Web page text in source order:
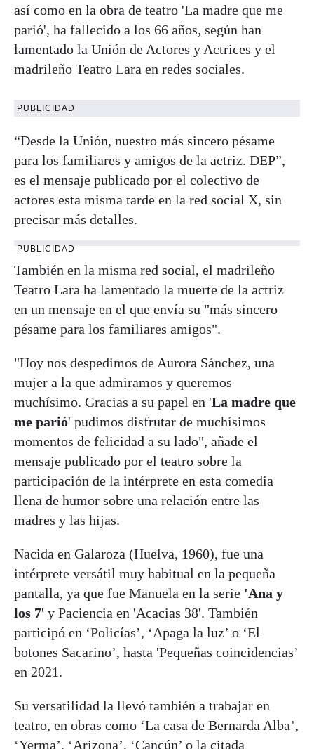
así como en la obra de teatro 'La madre que me
parió', ha fallecido a los 66 años, según han
lamentado la Unión de Actores y Actrices y el
madrileño Teatro Lara en redes sociales.
PUBLICIDAD
“Desde la Unión, nuestro más sincero pésame
para los familiares y amigos de la actriz. DEP”,
es el mensaje publicado por el colectivo de
actores esta misma tarde en la red social X, sin
precisar más detalles.
PUBLICIDAD
También en la misma red social, el madrileño
Teatro Lara ha lamentado la muerte de la actriz
en un mensaje en el que envía su "más sincero
pésame para los familiares amigos".
"Hoy nos despedimos de Aurora Sánchez, una
mujer a la que admiramos y queremos
muchísimo. Gracias a su papel en 'La madre que
me parió' pudimos disfrutar de muchísimos
momentos de felicidad a su lado", añade el
mensaje publicado por el teatro sobre la
participación de la intérprete en esta comedia
llena de humor sobre una relación entre las
madres y las hijas.
Nacida en Galaroza (Huelva, 1960), fue una
intérprete versátil muy habitual en la pequeña
pantalla, ya que fue Manuela en la serie 'Ana y
los 7' y Paciencia en 'Acacias 38'. También
participó en ‘Policías’, ‘Apaga la luz’ o ‘El
botones Sacarino’, hasta 'Pequeñas coincidencias’
en 2021.
Su versatilidad la llevó también a trabajar en
teatro, en obras como ‘La casa de Bernarda Alba’,
‘Yerma’, ‘Arizona’, ‘Cancún’ o la citada